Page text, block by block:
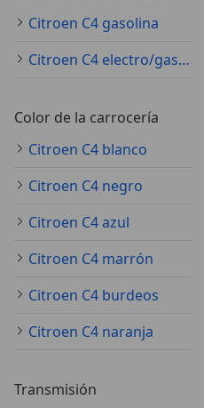
Citroen C4 gasolina
Citroen C4 electro/gasolina
Color de la carrocería
Citroen C4 blanco
Citroen C4 negro
Citroen C4 azul
Citroen C4 marrón
Citroen C4 burdeos
Citroen C4 naranja
Transmisión